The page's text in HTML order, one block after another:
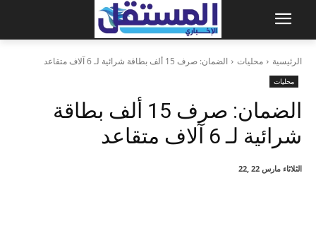
الرئيسية محليات الضمان: صرف 15 ألف بطاقة شرائية لـ 6 آلاف متقاعد
محليات
الضمان: صرف 15 ألف بطاقة
شرائية لـ 6 آلاف متقاعد
الثلاثاء مارس 22 ,22